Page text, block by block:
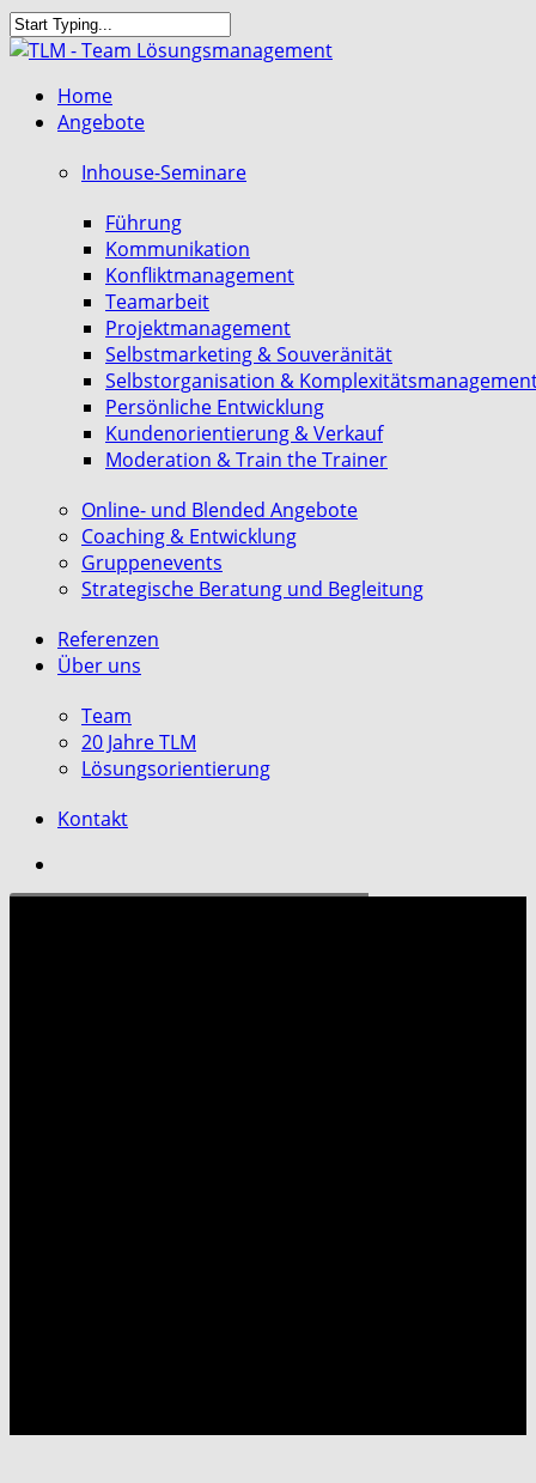
Skip
to
content
Close
search
MenuHome
Angebote
Inhouse-Seminare
Führung
Kommunikation
Konfliktmanagement
Teamarbeit
Projektmanagement
Selbstmarketing & Souveränität
Selbstorganisation &
Persönliche Entwicklung
Kundenorientierung & Verkauf
Moderation & Train the Trainer
Online- und Blended Angebote
Coaching & Entwicklung
Gruppenevents
Strategische Beratung und Begleitung
Referenzen
Über uns
Team
20 Jahre TLM
Lösungsorientierung
Kontakt